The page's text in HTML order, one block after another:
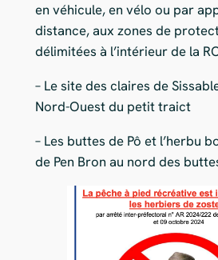
en véhicule, en vélo ou par
distance, aux zones de
délimitées à l’intérieur de la
– Le site des claires de
Nord-Ouest du petit traict
– Les buttes de Pô et l’herbu
de Pen Bron au nord des